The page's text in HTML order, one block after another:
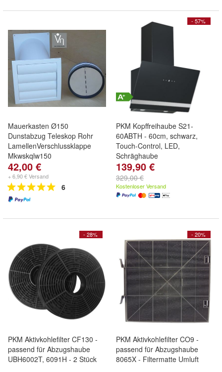
Mauerkasten Ø150
Dunstabzug Teleskop Rohr
LamellenVerschlussklappe
Mkwskqlw150
42,00 €
+ 6,90 € Versand
6
- 57%
PKM Kopffreihaube S21-
60ABTH - 60cm, schwarz,
Touch-Control, LED,
Schräghaube
139,90 €
329,00 €
Kostenloser Versand
- 28%
PKM Aktivkohlefilter CF130 -
passend für Abzugshaube
UBH6002T, 6091H - 2 Stück
- 20%
PKM Aktivkohlefilter CO9 -
passend für Abzugshaube
8065X - Filtermatte Umluft